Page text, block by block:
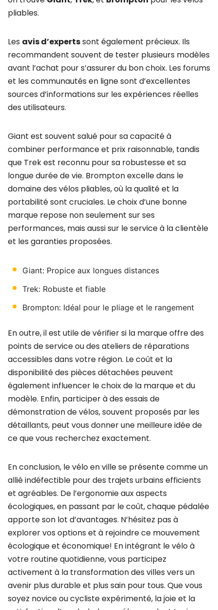
pliables.
Les avis d’expertssont également précieux. Ils
recommandent souvent de tester plusieurs modèles
avant l’achat pour s’assurer du bon choix. Les forums
et les communautés en ligne sont d’excellentes
sources d’informations sur les expériences réelles
des utilisateurs.
Giant est souvent salué pour sa capacité à
combiner performance et prix raisonnable, tandis
que Trek est reconnu pour sa robustesse et sa
longue durée de vie. Brompton excelle dans le
domaine des vélos pliables, où la qualité et la
portabilité sont cruciales. Le choix d’une bonne
marque repose non seulement sur ses
performances, mais aussi sur le service à la clientèle
et les garanties proposées.
Giant: Propice aux longues distances
Trek: Robuste et fiable
Brompton: Idéal pour le pliage et le rangement
En outre, il est utile de vérifier si la marque offre des
points de service ou des ateliers de réparations
accessibles dans votre région. Le coût et la
disponibilité des pièces détachées peuvent
également influencer le choix de la marque et du
modèle. Enfin, participer à des essais de
démonstration de vélos, souvent proposés par les
détaillants, peut vous donner une meilleure idée de
ce que vous recherchez exactement.
En conclusion, le vélo en ville se présente comme un
allié indéfectible pour des trajets urbains efficients
et agréables. De l’ergonomie aux aspects
écologiques, en passant par le coût, chaque pédalée
apporte son lot d’avantages. N’hésitez pas à
explorer vos options et à rejoindre ce mouvement
écologique et économique! En intégrant le vélo à
votre routine quotidienne, vous participez
activement à la transformation des villes vers un
avenir plus durable et plus sain pour tous. Que vous
soyez novice ou cycliste expérimenté, la joie et la